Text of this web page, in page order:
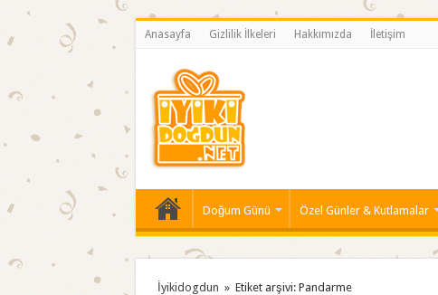
Anasayfa Gizlilik İlkeleri Hakkımızda İletişim
Doğum Günü Özel Günler & Kutlamalar
İyikidogdun » Etiket arşivi: Pandarme